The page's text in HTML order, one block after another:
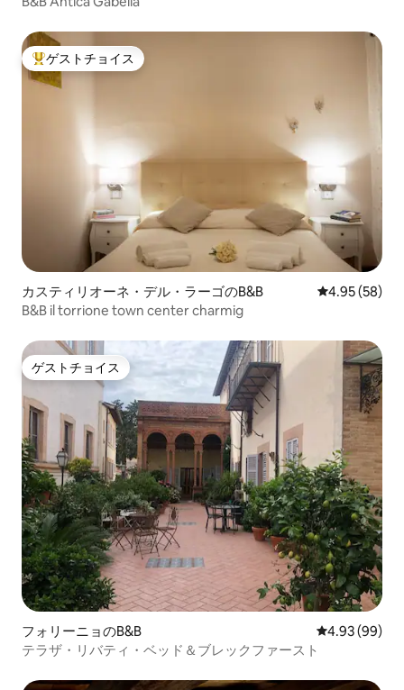
大好評のゲストチョイスです。
ゲストチョイス
カスティリオーネ・デル・ラーゴのB&B レビュー58
4.95 (58)
B&B il torrione town center charmig
ゲストチョイス
ゲストチョイス
フォリーニョのB&B レビュー99
4.93 (99)
テラザ・リバティ・ベッド＆ブレックファースト